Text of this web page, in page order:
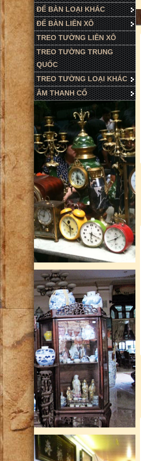
ĐỂ BÀN LOẠI KHÁC
ĐỂ BÀN LIÊN XÔ
TREO TƯỜNG LIÊN XÔ
TREO TƯỜNG TRUNG
QUỐC
TREO TƯỜNG LOẠI KHÁC
ÂM THANH CỔ